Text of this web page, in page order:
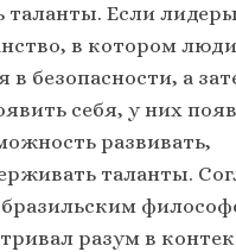
таланты. Если
в котором
в безопасности, а
себя, у них
развивать,
таланты.
разум в